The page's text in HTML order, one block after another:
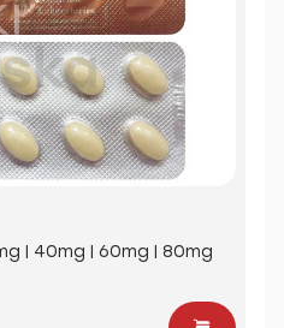
| 40mg | 60mg | 80mg